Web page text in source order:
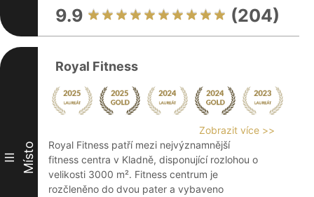
9.9 (204)
III Místo
Royal Fitness
Zobrazit více >>
Royal Fitness patří mezi nejvýznamnější
fitness centra v Kladně, disponující rozlohou o
velikosti 3000 m². Fitness centrum je
rozčleněno do dvou pater a vybaveno